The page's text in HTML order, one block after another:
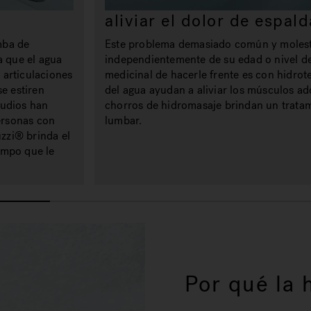
de
el agua
articulaciones
estiren
han
con
brinda el
que le
aliviar el dolor de
Este problema demasiado común y
independientemente de su edad o nivel
medicinal de hacerle frente es con
del agua ayudan a aliviar los músculos
chorros de hidromasaje brindan un
lumbar.
Por qué la